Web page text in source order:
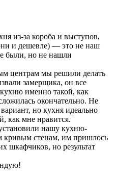
из-за короба и выступов,
и дешевле) — это не наш
были, но не нашли
центрам мы решили делать
замерщика, он все
именно такой, как
окончательно. Не
но кухня идеально
как мне нравится.
нашу кухню-
кривым стенам, им пришлось
шкафчиков, но результат